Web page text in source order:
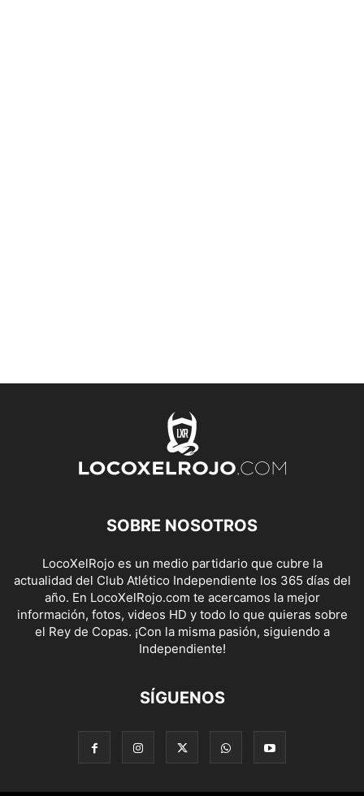
SOBRE NOSOTROS
LocoXelRojo es un medio partidario que cubre la
actualidad del Club Atlético Independiente los 365 días del
año. En LocoXelRojo.com te acercamos la mejor
información, fotos, videos HD y todo lo que quieras sobre
el Rey de Copas. ¡Con la misma pasión, siguiendo a
Independiente!
SÍGUENOS